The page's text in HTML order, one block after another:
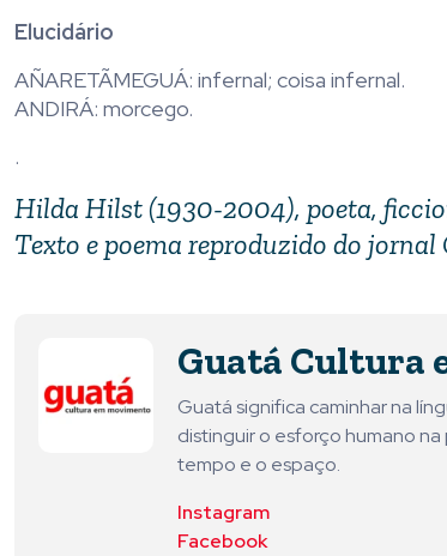
Elucidário
AÑARETÃMEGUÁ: infernal; coisa infernal.
ANDIRÁ: morcego.
.
Hilda Hilst (1930-2004), poeta,
Texto e poema reproduzido do jornal
Guatá Cultura
Guatá significa caminhar na
distinguir o esforço humano
tempo e o espaço.
Instagram
Facebook